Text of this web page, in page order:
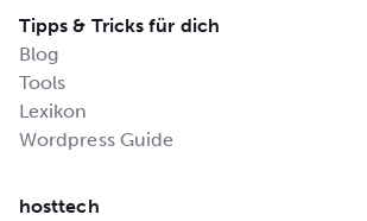
Tipps & Tricks für dich
Blog
Tools
Lexikon
Wordpress Guide
hosttech